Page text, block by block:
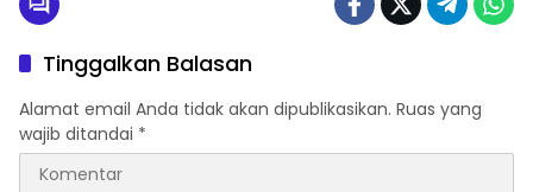
Tinggalkan Balasan
Alamat email Anda tidak akan dipublikasikan. Ruas yang
wajib ditandai *